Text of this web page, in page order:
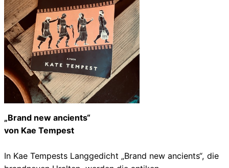
„Brand new ancients“
von Kae Tempest
In Kae Tempests Langgedicht „Brand new ancients“, die